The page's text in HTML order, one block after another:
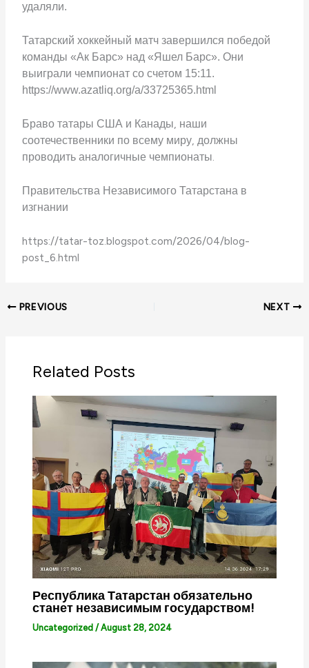
удаляли.
Татарский хоккейный матч завершился победой
команды «Ак Барс» над «Яшел Барс». Они
выиграли чемпионат со счетом 15:11.
https://www.azatliq.org/a/33725365.html
Браво татары США и ​​Канады, наши
соотечественники по всему миру, должны
проводить аналогичные чемпионаты.
Правительства Независимого Татарстана в
изгнании
https://tatar-toz.blogspot.com/2026/04/blog-
post_6.html
PREVIOUS NEXT
Related Posts
Республика Татарстан обязательно
станет независимым государством!
Uncategorized /August 28, 2024